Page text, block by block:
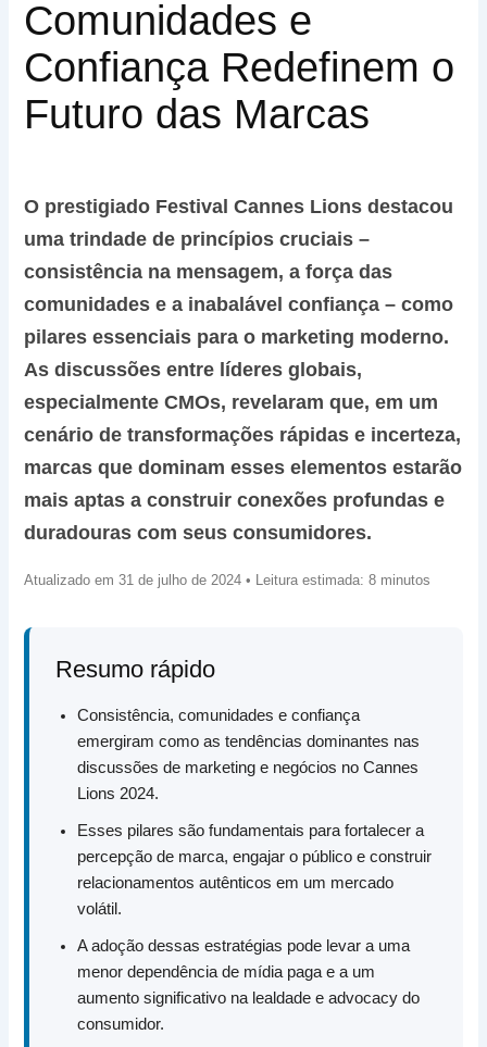
Comunidades e
Confiança Redefinem o
Futuro das Marcas
O prestigiado Festival Cannes Lions destacou
uma trindade de princípios cruciais –
consistência na mensagem, a força das
comunidades e a inabalável confiança – como
pilares essenciais para o marketing moderno.
As discussões entre líderes globais,
especialmente CMOs, revelaram que, em um
cenário de transformações rápidas e incerteza,
marcas que dominam esses elementos estarão
mais aptas a construir conexões profundas e
duradouras com seus consumidores.
Atualizado em 31 de julho de 2024 • Leitura estimada: 8 minutos
Resumo rápido
Consistência, comunidades e confiança
emergiram como as tendências dominantes nas
discussões de marketing e negócios no Cannes
Lions 2024.
Esses pilares são fundamentais para fortalecer a
percepção de marca, engajar o público e construir
relacionamentos autênticos em um mercado
volátil.
A adoção dessas estratégias pode levar a uma
menor dependência de mídia paga e a um
aumento significativo na lealdade e advocacy do
consumidor.